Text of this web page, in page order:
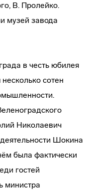
В. Пролейко.
музей завода
в честь юбилея
сотен
Николаевич
Шокина
была фактически
гостей
министра